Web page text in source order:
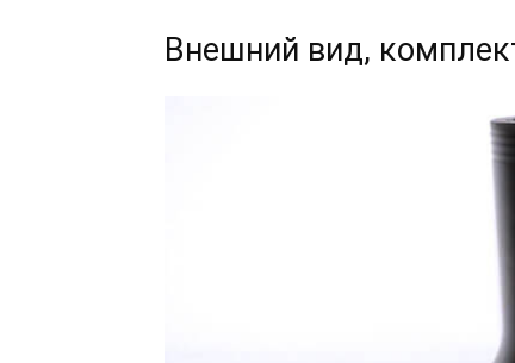
Внешний вид,